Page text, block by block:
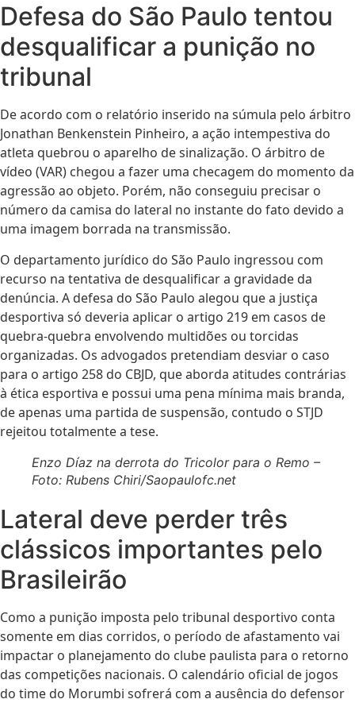
Defesa do São Paulo tentou
desqualificar a punição no
tribunal
De acordo com o relatório inserido na súmula pelo árbitro
Jonathan Benkenstein Pinheiro, a ação intempestiva do
atleta quebrou o aparelho de sinalização. O árbitro de
vídeo (VAR) chegou a fazer uma checagem do momento da
agressão ao objeto. Porém, não conseguiu precisar o
número da camisa do lateral no instante do fato devido a
uma imagem borrada na transmissão.
O departamento jurídico do São Paulo ingressou com
recurso na tentativa de desqualificar a gravidade da
denúncia. A defesa do São Paulo alegou que a justiça
desportiva só deveria aplicar o artigo 219 em casos de
quebra-quebra envolvendo multidões ou torcidas
organizadas. Os advogados pretendiam desviar o caso
para o artigo 258 do CBJD, que aborda atitudes contrárias
à ética esportiva e possui uma pena mínima mais branda,
de apenas uma partida de suspensão, contudo o STJD
rejeitou totalmente a tese.
Enzo Díaz na derrota do Tricolor para o Remo –
Foto: Rubens Chiri/Saopaulofc.net
Lateral deve perder três
clássicos importantes pelo
Brasileirão
Como a punição imposta pelo tribunal desportivo conta
somente em dias corridos, o período de afastamento vai
impactar o planejamento do clube paulista para o retorno
das competições nacionais. O calendário oficial de jogos
do time do Morumbi sofrerá com a ausência do defensor